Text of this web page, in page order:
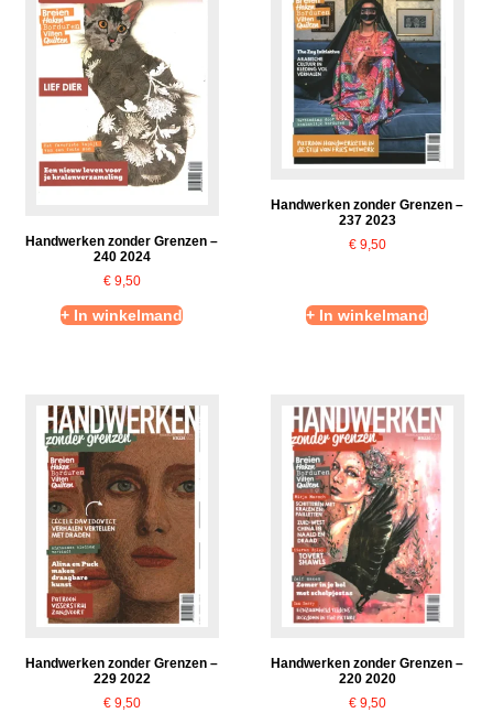
Handwerken zonder Grenzen –
240 2024
€9,50
+ In winkelmand
Handwerken zonder Grenzen –
237 2023
€9,50
+ In winkelmand
Handwerken zonder Grenzen –
229 2022
€9,50
Handwerken zonder Grenzen –
220 2020
€9,50